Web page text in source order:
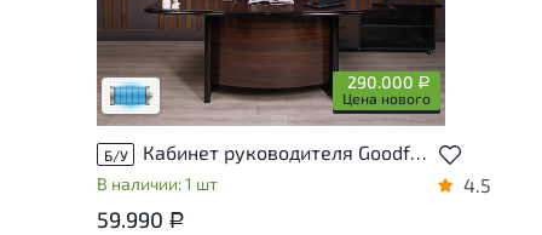
290.000 Р
Цена нового
Состояние товара приближено к новому,
могут присутствовать незначительные
следы эксплуатации
Низкая степень износа
Б/У Кабинет руководителя Goodfurniture Cannes МДФ Махагон Италия
В наличии: 1 шт 4.5
59.990 Р